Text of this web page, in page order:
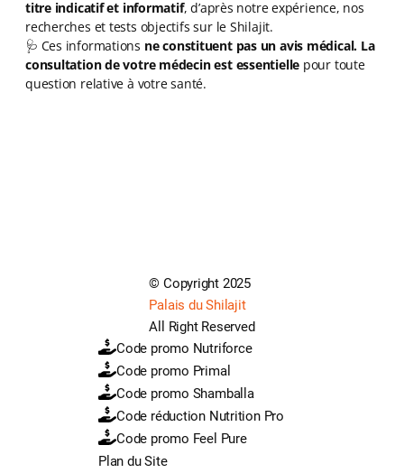
titre indicatif et informatif, d’après notre expérience, nos
recherches et tests objectifs sur le Shilajit.
🩺 Ces informations ne constituent pas un avis médical. La
consultation de votre médecin est essentielle pour toute
question relative à votre santé.
© Copyright 2025
Palais du Shilajit
All Right Reserved
Code promo Nutriforce
Code promo Primal
Code promo Shamballa
Code réduction Nutrition Pro
Code promo Feel Pure
Plan du Site